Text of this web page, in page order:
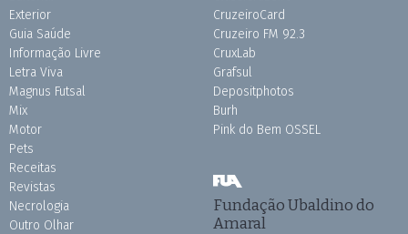
Exterior
Guia Saúde
Informação Livre
Letra Viva
Magnus Futsal
Mix
Motor
Pets
Receitas
Revistas
Necrologia
Outro Olhar
CruzeiroCard
Cruzeiro FM 92.3
CruxLab
Grafsul
Depositphotos
Burh
Pink do Bem OSSEL
Fundação Ubaldino do
Amaral